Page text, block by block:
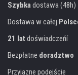
Szybkadostawa (48h)
Dostawa w całej
21 lat doświadczeńí
Bezpłatne doradztwo
Przyjazne podejście